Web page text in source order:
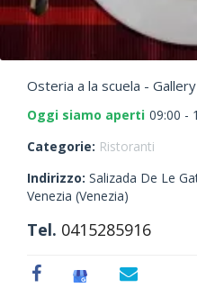
Osteria a la scuela -
Oggi siamo aperti 09:00 -
Categorie: Ristoranti
Indirizzo: Salizada De Le
Venezia (Venezia)
Tel. 0415285916